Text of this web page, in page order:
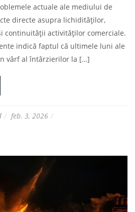
actuale ale mediului de
directe asupra lichidităților,
continuității activităților comerciale.
indică faptul că ultimele luni ale
vârf al întârzierilor la […]
feb. 3, 2026